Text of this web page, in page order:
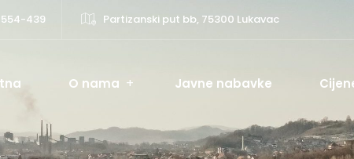
439 Partizanski put bb, 75300 Lukavac
O nama Javne nabavke